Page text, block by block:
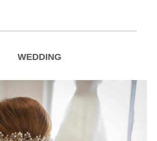
WEDDING